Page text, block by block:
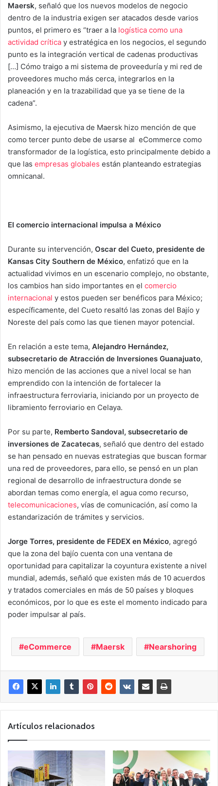
Maersk, señaló que los nuevos modelos de negocio
dentro de la industria exigen ser atacados desde varios
puntos, el primero es “traer a la logística como una
actividad crítica y estratégica en los negocios, el segundo
punto es la integración vertical de cadenas productivas
[…] Cómo traigo a mi sistema de proveeduría y mi red de
proveedores mucho más cerca, integrarlos en la
planeación y en la trazabilidad que ya se tiene de la
cadena”.
Asimismo, la ejecutiva de Maersk hizo mención de que
como tercer punto debe de usarse al eCommerce como
transformador de la logística, esto principalmente debido a
que las empresas globales están planteando estrategias
omnicanal.
El comercio internacional impulsa a México
Durante su intervención, Oscar del Cueto, presidente de
Kansas City Southern de México, enfatizó que en la
actualidad vivimos en un escenario complejo, no obstante,
los cambios han sido importantes en el comercio
internacional y estos pueden ser benéficos para México;
específicamente, del Cueto resaltó las zonas del Bajío y
Noreste del país como las que tienen mayor potencial.
En relación a este tema, Alejandro Hernández,
subsecretario de Atracción de Inversiones Guanajuato,
hizo mención de las acciones que a nivel local se han
emprendido con la intención de fortalecer la
infraestructura ferroviaria, iniciando por un proyecto de
libramiento ferroviario en Celaya.
Por su parte, Remberto Sandoval, subsecretario de
inversiones de Zacatecas, señaló que dentro del estado
se han pensado en nuevas estrategias que buscan formar
una red de proveedores, para ello, se pensó en un plan
regional de desarrollo de infraestructura donde se
abordan temas como energía, el agua como recurso,
telecomunicaciones, vías de comunicación, así como la
estandarización de trámites y servicios.
Jorge Torres, presidente de FEDEX en México, agregó
que la zona del bajío cuenta con una ventana de
oportunidad para capitalizar la coyuntura existente a nivel
mundial, además, señaló que existen más de 10 acuerdos
y tratados comerciales en más de 50 países y bloques
económicos, por lo que es este el momento indicado para
poder impulsar al país.
eCommerce Maersk Nearshoring
Artículos relacionados